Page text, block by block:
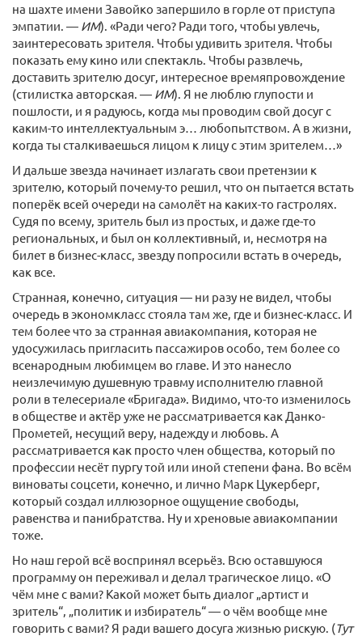
на шахте имени Завойко запершило в горле от приступа
эмпатии. — ИМ). «Ради чего? Ради того, чтобы увлечь,
заинтересовать зрителя. Чтобы удивить зрителя. Чтобы
показать ему кино или спектакль. Чтобы развлечь,
доставить зрителю досуг, интересное времяпровождение
(стилистка авторская. — ИМ). Я не люблю глупости и
пошлости, и я радуюсь, когда мы проводим свой досуг с
каким-то интеллектуальным э… любопытством. А в жизни,
когда ты сталкиваешься лицом к лицу с этим зрителем…»
И дальше звезда начинает излагать свои претензии к
зрителю, который почему-то решил, что он пытается встать
поперёк всей очереди на самолёт на каких-то гастролях.
Судя по всему, зритель был из простых, и даже где-то
региональных, и был он коллективный, и, несмотря на
билет в бизнес-класс, звезду попросили встать в очередь,
как все.
Странная, конечно, ситуация — ни разу не видел, чтобы
очередь в экономкласс стояла там же, где и бизнес-класс. И
тем более что за странная авиакомпания, которая не
удосужилась пригласить пассажиров особо, тем более со
всенародным любимцем во главе. И это нанесло
неизлечимую душевную травму исполнителю главной
роли в телесериале «Бригада». Видимо, что-то изменилось
в обществе и актёр уже не рассматривается как Данко-
Прометей, несущий веру, надежду и любовь. А
рассматривается как просто член общества, который по
профессии несёт пургу той или иной степени фана. Во всём
виноваты соцсети, конечно, и лично Марк Цукерберг,
который создал иллюзорное ощущение свободы,
равенства и панибратства. Ну и хреновые авиакомпании
тоже.
Но наш герой всё воспринял всерьёз. Всю оставшуюся
программу он переживал и делал трагическое лицо. «О
чём мне с вами? Какой может быть диалог „артист и
зритель“, „политик и избиратель“ — о чём вообще мне
говорить с вами? Я ради вашего досуга жизнью рискую. (Тут